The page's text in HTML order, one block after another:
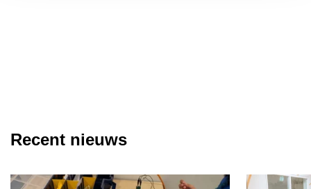
Recent nieuws